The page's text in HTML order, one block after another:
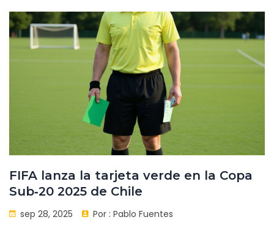
FIFA lanza la tarjeta verde en la Copa
Sub‑20 2025 de Chile
sep 28, 2025 Por : Pablo Fuentes